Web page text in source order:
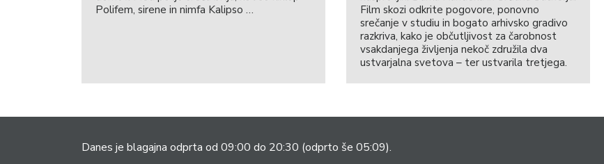
Polifem, sirene in nimfa Kalipso …
Film skozi odkrite pogovore, ponovno
srečanje v studiu in bogato arhivsko gradivo
razkriva, kako je občutljivost za čarobnost
vsakdanjega življenja nekoč združila dva
ustvarjalna svetova – ter ustvarila tretjega.
Danes je blagajna odprta od 09:00 do 20:30 (odprto še 05:09).